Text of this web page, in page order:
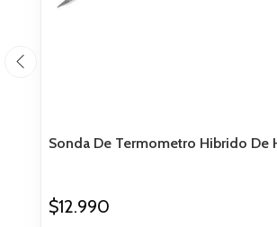
Sonda De Termometro Hibrido De
$12.990